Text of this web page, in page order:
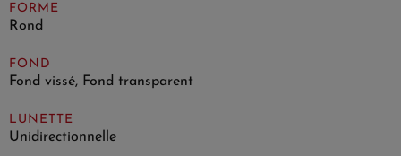
FORME
Rond
FOND
Fond vissé, Fond transparent
LUNETTE
Unidirectionnelle